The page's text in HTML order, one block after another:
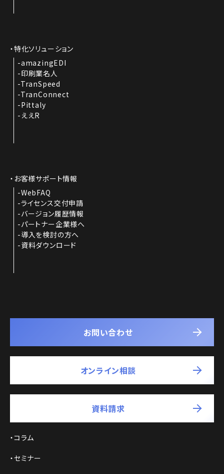
特化ソリューション
amazingEDI
印刷業名人
TranSpeed
TranConnect
Pittaly
ええR
お客様サポート情報
WebFAQ
ライセンス交付申請
バージョン履歴情報
パートナー企業様へ
導入を検討の方へ
資料ダウンロード
お問い合わせ
オンライン相談
資料請求
コラム
セミナー